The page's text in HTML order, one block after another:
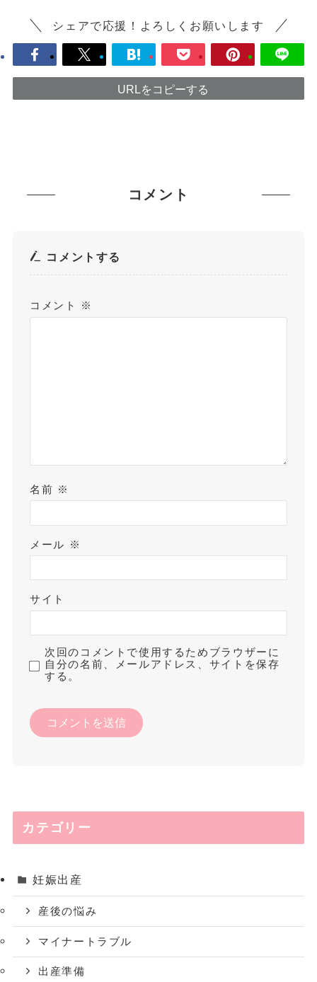
シェアで応援！よろしくお願いします
URLをコピーする
コメント
コメントする
コメント ※
名前 ※
メール ※
サイト
次回のコメントで使用するためブラウザーに
自分の名前、メールアドレス、サイトを保存
する。
カテゴリー
妊娠出産
産後の悩み
マイナートラブル
出産準備